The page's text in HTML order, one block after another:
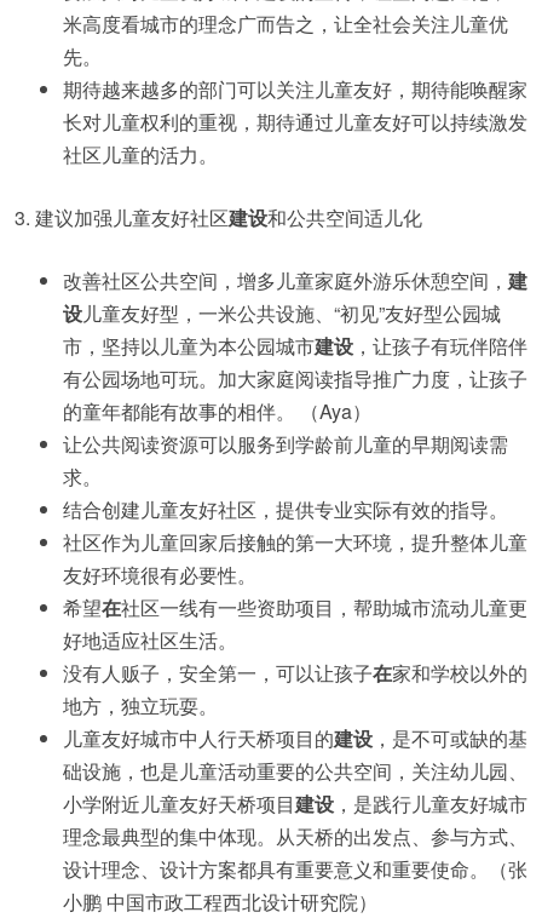
米高度看城市的理念广而告之，让全社会关注儿童优
先。
期待越来越多的部门可以关注儿童友好，期待能唤醒家
长对儿童权利的重视，期待通过儿童友好可以持续激发
社区儿童的活力。
3. 建议加强儿童友好社区建设和公共空间适儿化
改善社区公共空间，增多儿童家庭外游乐休憩空间， 建
设儿童友好型，一米公共设施、“初见”友好型公园城
市，坚持以儿童为本公园城市建设 ，让孩子有玩伴陪伴
有公园场地可玩。加大家庭阅读指导推广力度，让孩子
的童年都能有故事的相伴。 （Aya）
让公共阅读资源可以服务到学龄前儿童的早期阅读需
求。
结合创建儿童友好社区，提供专业实际有效的指导。
社区作为儿童回家后接触的第一大环境，提升整体儿童
友好环境很有必要性。
希望在社区一线有一些资助项目，帮助城市流动儿童更
好地适应社区生活。
没有人贩子，安全第一，可以让孩子在家和学校以外的
地方，独立玩耍。
儿童友好城市中人行天桥项目的建设 ，是不可或缺的基
础设施，也是儿童活动重要的公共空间，关注幼儿园、
小学附近儿童友好天桥项目建设 ，是践行儿童友好城市
理念最典型的集中体现。从天桥的出发点、参与方式、
设计理念、设计方案都具有重要意义和重要使命。（张
小鹏 中国市政工程西北设计研究院）